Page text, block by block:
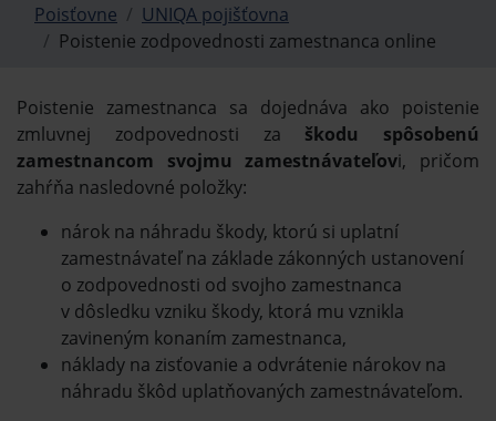
Poisťovne
UNIQA pojišťovna
Poistenie zodpovednosti zamestnanca online
Poistenie zamestnanca sa dojednáva ako poistenie
zmluvnej zodpovednosti za škodu spôsobenú
zamestnancom svojmu zamestnávateľovi, pričom
zahŕňa nasledovné položky:
nárok na náhradu škody, ktorú si uplatní
zamestnávateľ na základe zákonných ustanovení
o zodpovednosti od svojho zamestnanca
v dôsledku vzniku škody, ktorá mu vznikla
zavineným konaním zamestnanca,
náklady na zisťovanie a odvrátenie nárokov na
náhradu škôd uplatňovaných zamestnávateľom.